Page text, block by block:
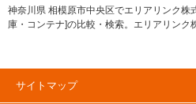
神奈川県 相模原市中央区でエリアリンク株
庫・コンテナ]の比較・検索。エリアリンク
借りたい地域から探して、広さ・料金[賃
出し入れ可能などの希望条件で絞込み！豊
の収納スペースを簡単に探せるトランクル
サイトマップ